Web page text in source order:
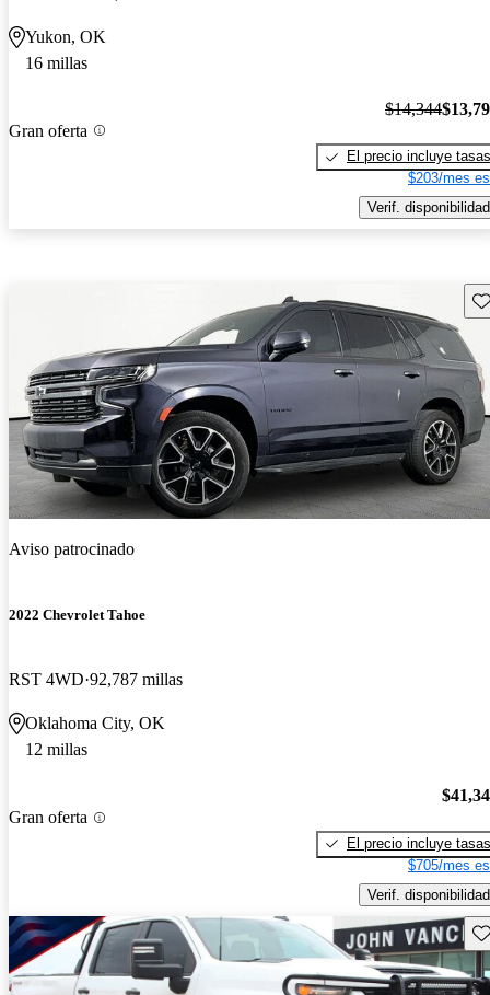
Yukon, OK
16 millas
Gran oferta
$14,344
El precio incluye tasas
$203/mes
Verif. disponibilidad
Aviso patrocinado
2022 Chevrolet Tahoe
RST 4WD 92,787 millas
Oklahoma City, OK
12 millas
Gran oferta
El precio incluye tasas
$705/mes
Verif. disponibilidad